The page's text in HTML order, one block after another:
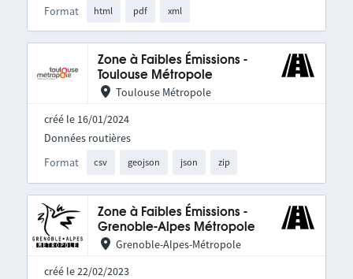
Format html pdf xml
Zone à Faibles Émissions -
Toulouse Métropole
Toulouse Métropole
créé le 16/01/2024
Format csv geojson json zip
Données routières
Zone à Faibles Émissions -
Grenoble-Alpes Métropole
Grenoble-Alpes-Métropole
créé le 22/02/2023